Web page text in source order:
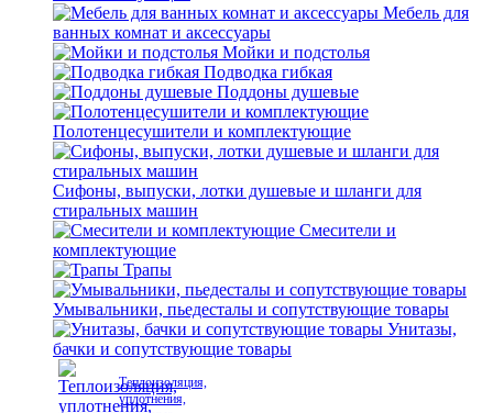
Мебель для
ванных комнат и аксессуары
Мойки и подстолья
Подводка гибкая
Поддоны душевые
Полотенцесушители и комплектующие
Сифоны, выпуски, лотки душевые и шланги для
стиральных машин
Смесители и
комплектующие
Трапы
Умывальники, пьедесталы и сопутствующие товары
Унитазы,
бачки и сопутствующие товары
Теплоизоляция,
уплотнения,